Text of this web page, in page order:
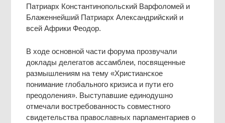
Патриарх Константинопольский Варфоломей и
Блаженнейший Патриарх Александрийский и
всей Африки Феодор.
В ходе основной части форума прозвучали
доклады делегатов ассамблеи, посвященные
размышлениям на тему «Христианское
понимание глобального кризиса и пути его
преодоления». Выступавшие единодушно
отмечали востребованность совместного
свидетельства православных парламентариев о